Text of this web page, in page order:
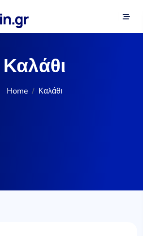
Καλάθι
Home Καλάθι